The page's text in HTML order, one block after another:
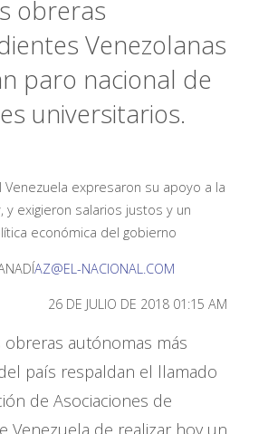
obreras
Venezolanas
paro nacional de
universitarios.
Venezuela expresaron su apoyo a la
y exigieron salarios justos y un
económica del gobierno
AZ@EL-NACIONAL.COM
26 DE JULIO DE 2018 01:15 AM
obreras autónomas más
país respaldan el llamado
de Asociaciones de